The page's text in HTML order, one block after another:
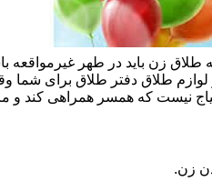
زن باید در طهر غیرمواقعه
طلاق دفتر طلاق برای شما
نیست که همسر همراهی کند و
زن.